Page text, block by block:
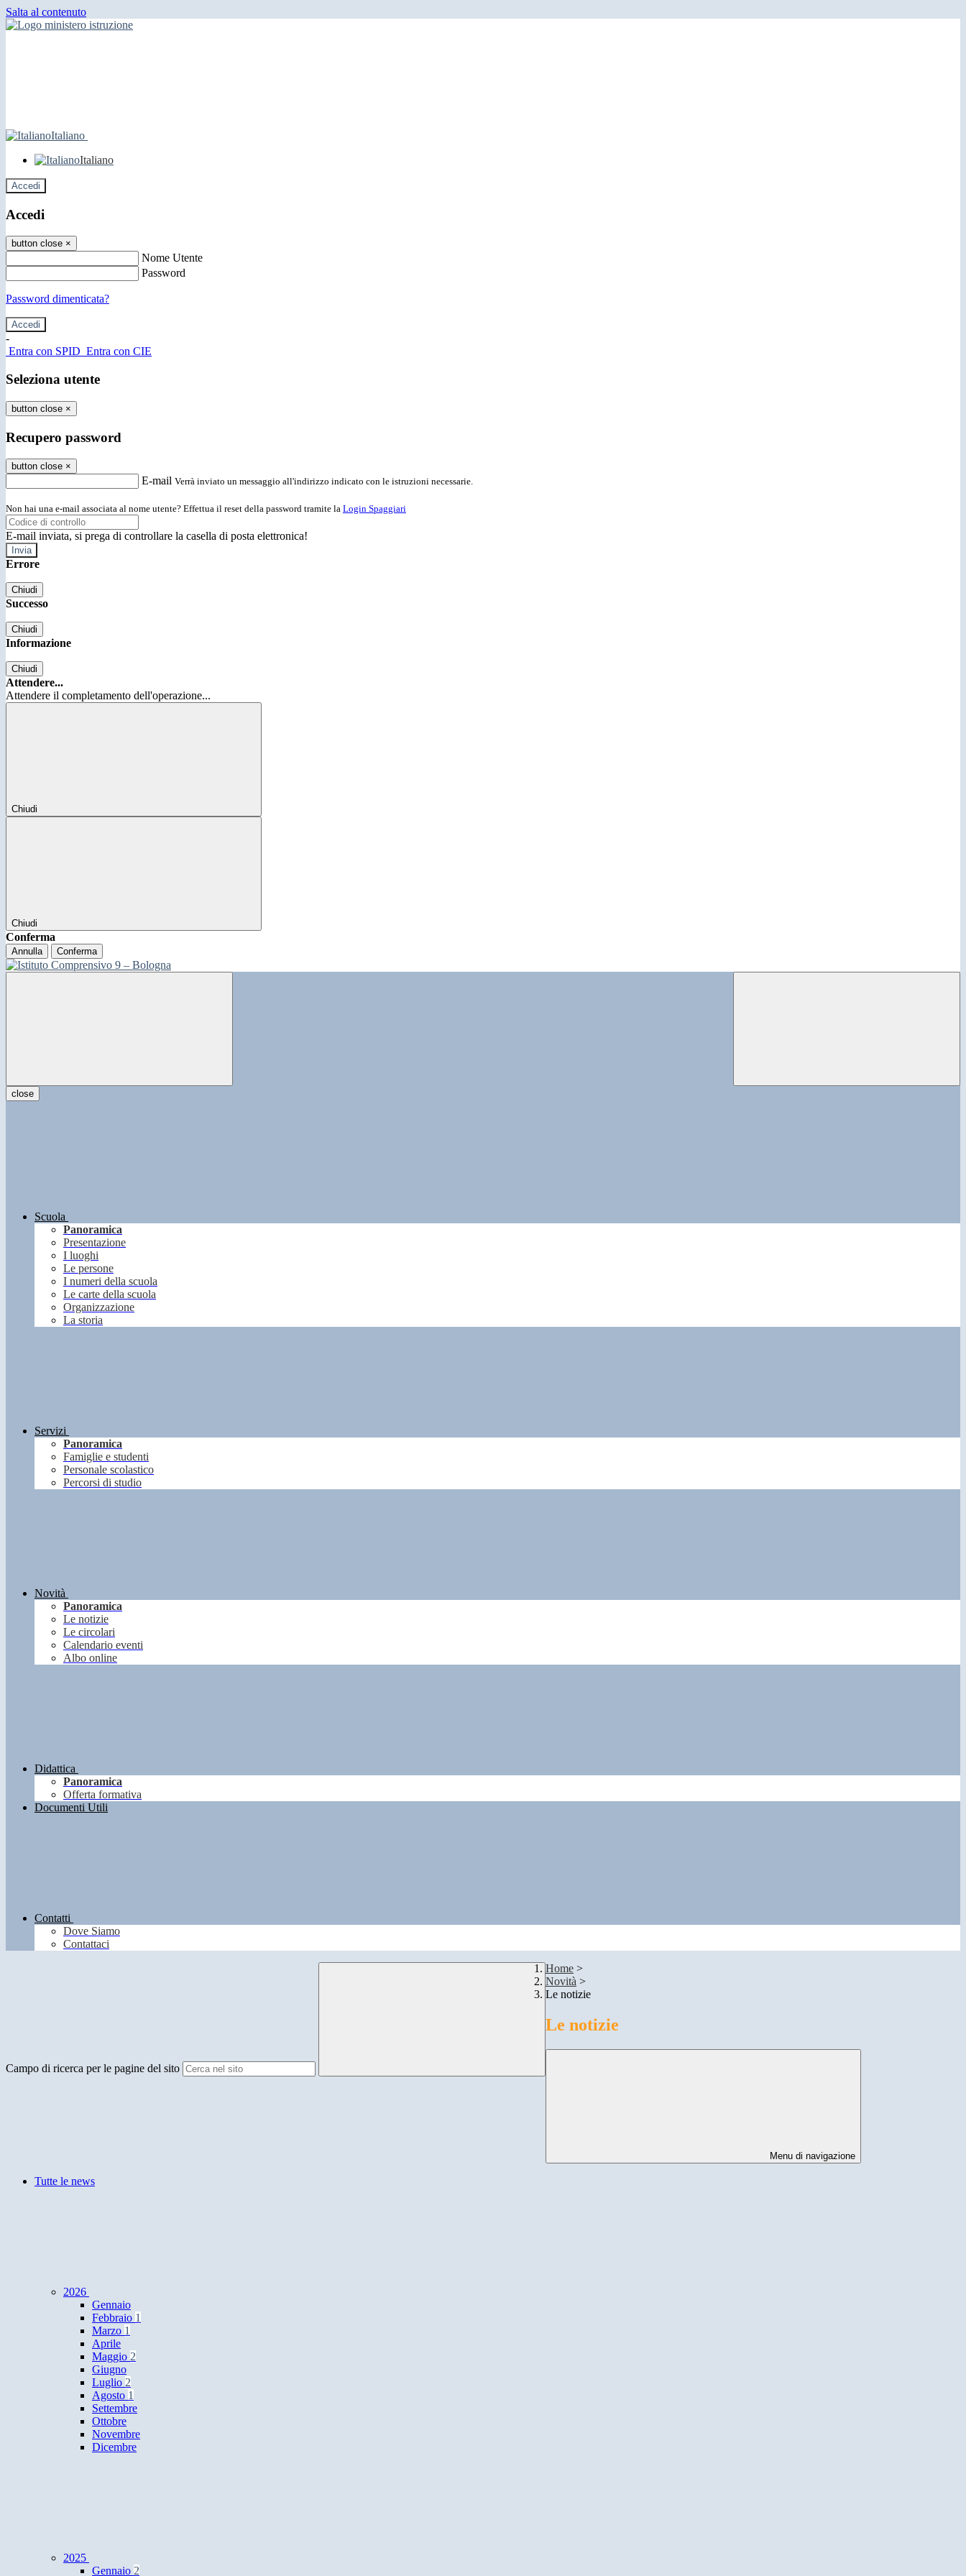
Salta al contenuto
Italiano
Italiano
Accedi
Accedi
button close ×
Nome Utente
Password
Password dimenticata?
-
Entra con SPID Entra con CIE
Seleziona utente
button close ×
Recupero password
button close ×
E-mail Verrà inviato un messaggio all'indirizzo indicato con le istruzioni necessarie.
Non hai una e-mail associata al nome utente? Effettua il reset della password tramite la Login Spaggiari
E-mail inviata, si prega di controllare la casella di posta elettronica!
Errore
Chiudi
Successo
Chiudi
Informazione
Chiudi
Attendere...
Attendere il completamento dell'operazione...
Chiudi
Chiudi
Conferma
Annulla Conferma
close
Scuola
Panoramica
Presentazione
I luoghi
Le persone
I numeri della scuola
Le carte della scuola
Organizzazione
La storia
Servizi
Panoramica
Famiglie e studenti
Personale scolastico
Percorsi di studio
Novità
Panoramica
Le notizie
Le circolari
Calendario eventi
Albo online
Didattica
Panoramica
Offerta formativa
Documenti Utili
Contatti
Dove Siamo
Contattaci
Campo di ricerca per le pagine del sito
Home >
Novità >
Le notizie
Le notizie
Menu di navigazione
Tutte le news
2026
Gennaio
Febbraio 1
Marzo 1
Aprile
Maggio 2
Giugno
Luglio 2
Agosto 1
Settembre
Ottobre
Novembre
Dicembre
2025
Gennaio 2